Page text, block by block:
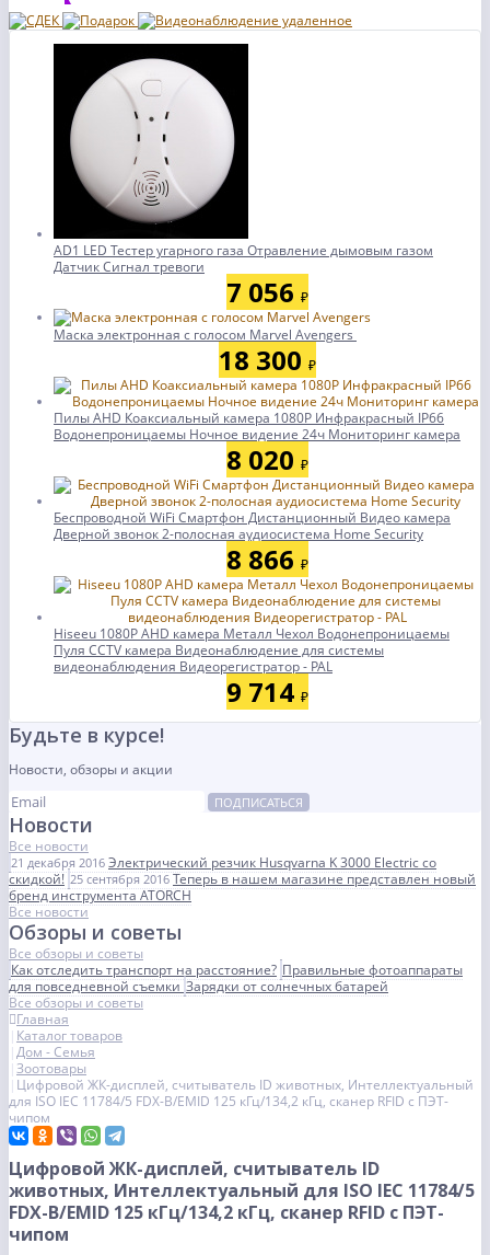
AD1 LED Тестер угарного газа Отравление дымовым газом
Датчик Сигнал тревоги
7 056 ₽
Маска электронная с голосом Marvel Avengers
18 300 ₽
Пилы AHD Коаксиальный камера 1080P Инфракрасный IP66
Водонепроницаемы Ночное видение 24ч Мониторинг камера
8 020 ₽
Беспроводной WiFi Смартфон Дистанционный Видео камера
Дверной звонок 2-полосная аудиосистема Home Security
8 866 ₽
Hiseeu 1080P AHD камера Металл Чехол Водонепроницаемы
Пуля CCTV камера Видеонаблюдение для системы
видеонаблюдения Видеорегистратор - PAL
9 714 ₽
Будьте в курсе!
Новости, обзоры и акции
ПОДПИСАТЬСЯ
Новости
Все новости
21 декабря 2016 Электрический резчик Husqvarna K 3000 Electric со
скидкой! 25 сентября 2016 Теперь в нашем магазине представлен новый
бренд инструмента ATORCH
Все новости
Обзоры и советы
Все обзоры и советы
Как отследить транспорт на расстояние? Правильные фотоаппараты
для повседневной съемкиЗарядки от солнечных батарей
Все обзоры и советы
Главная
Каталог товаров
Дом - Семья
Зоотовары
Цифровой ЖК-дисплей, считыватель ID животных, Интеллектуальный
для ISO IEC 11784/5 FDX-B/EMID 125 кГц/134,2 кГц, сканер RFID с ПЭТ-
чипом
Цифровой ЖК-дисплей, считыватель ID
животных, Интеллектуальный для ISO IEC 11784/5
FDX-B/EMID 125 кГц/134,2 кГц, сканер RFID с ПЭТ-
чипом